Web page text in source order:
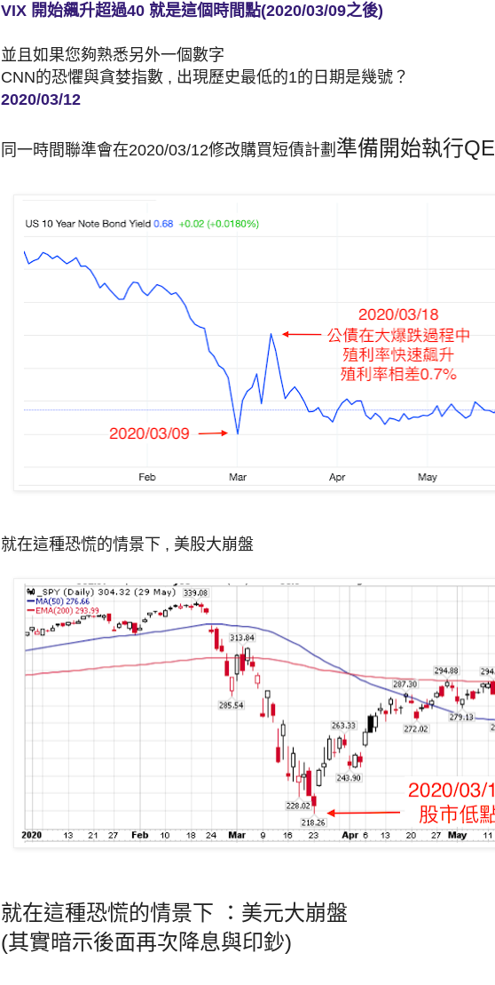
VIX 開始飆升超過40 就是這個時間點(2020/03/09之後)
並且如果您夠熟悉另外一個數字
CNN的恐懼與貪婪指數 , 出現歷史最低的1的日期是幾號？
2020/03/12
同一時間聯準會在2020/03/12修改購買短債計劃 準備開始執行QE
就在這種恐慌的情景下 , 美股大崩盤
就在這種恐慌的情景下 ：美元大崩盤
(其實暗示後面再次降息與印鈔)